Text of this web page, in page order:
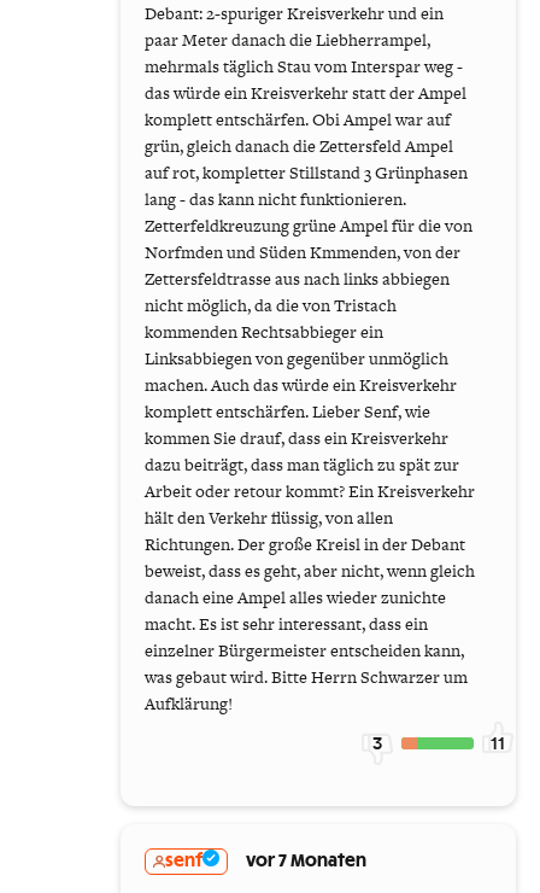
Debant: 2-spuriger Kreisverkehr und ein
paar Meter danach die Liebherrampel,
mehrmals täglich Stau vom Interspar weg -
das würde ein Kreisverkehr statt der Ampel
komplett entschärfen. Obi Ampel war auf
grün, gleich danach die Zettersfeld Ampel
auf rot, kompletter Stillstand 3 Grünphasen
lang - das kann nicht funktionieren.
Zetterfeldkreuzung grüne Ampel für die von
Norfmden und Süden Kmmenden, von der
Zettersfeldtrasse aus nach links abbiegen
nicht möglich, da die von Tristach
kommenden Rechtsabbieger ein
Linksabbiegen von gegenüber unmöglich
machen. Auch das würde ein Kreisverkehr
komplett entschärfen. Lieber Senf, wie
kommen Sie drauf, dass ein Kreisverkehr
dazu beiträgt, dass man täglich zu spät zur
Arbeit oder retour kommt? Ein Kreisverkehr
hält den Verkehr flüssig, von allen
Richtungen. Der große Kreisl in der Debant
beweist, dass es geht, aber nicht, wenn gleich
danach eine Ampel alles wieder zunichte
macht. Es ist sehr interessant, dass ein
einzelner Bürgermeister entscheiden kann,
was gebaut wird. Bitte Herrn Schwarzer um
Aufklärung!
3 11
senf vor 7 Monaten